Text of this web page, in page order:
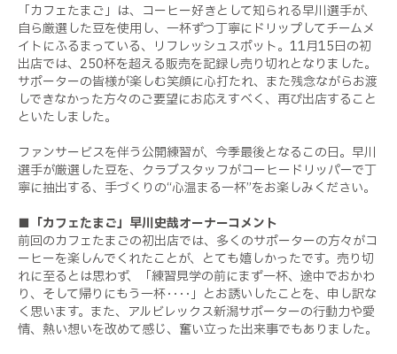
「カフェたまご」は、コーヒー好きとして知られる早川選手が、
自ら厳選した豆を使用し、一杯ずつ丁寧にドリップしてチームメ
イトにふるまっている、リフレッシュスポット。11月15日の初
出店では、250杯を超える販売を記録し売り切れとなりました。
サポーターの皆様が楽しむ笑顔に心打たれ、また残念ながらお渡
しできなかった方々のご要望にお応えすべく、再び出店すること
といたしました。
ファンサービスを伴う公開練習が、今季最後となるこの日。早川
選手が厳選した豆を、クラブスタッフがコーヒードリッパーで丁
寧に抽出する、手づくりの“心温まる一杯”をお楽しみください。
■「カフェたまご」早川史哉オーナーコメント
前回のカフェたまごの初出店では、多くのサポーターの方々がコ
ーヒーを楽しんでくれたことが、とても嬉しかったです。売り切
れに至るとは思わず、「練習見学の前にまず一杯、途中でおかわ
り、そして帰りにもう一杯････」とお誘いしたことを、申し訳な
く思います。また、アルビレックス新潟サポーターの行動力や愛
情、熱い想いを改めて感じ、奮い立った出来事でもありました。